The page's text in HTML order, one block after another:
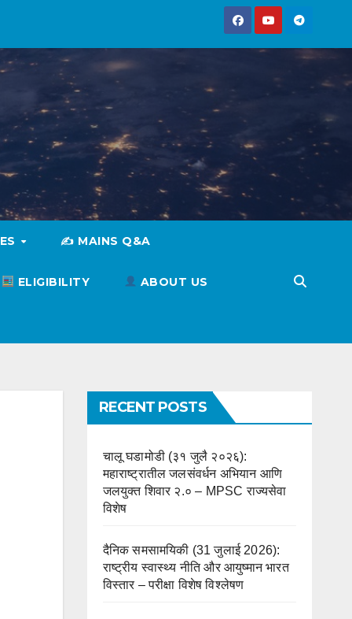
✍️ MAINS Q&A
ELIGIBILITY ABOUT US
RECENT POSTS
चालू घडामोडी (३१ जुलै २०२६):
महाराष्ट्रातील जलसंवर्धन अभियान आणि
जलयुक्त शिवार २.० – MPSC राज्यसेवा
विशेष
दैनिक समसामयिकी (31 जुलाई 2026):
राष्ट्रीय स्वास्थ्य नीति और आयुष्मान भारत
विस्तार – परीक्षा विशेष विश्लेषण